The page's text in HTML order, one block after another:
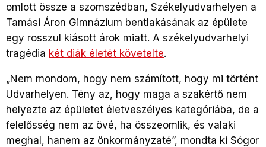
omlott össze a szomszédban, Székelyudvarhelyen a
Tamási Áron Gimnázium bentlakásának az épülete
egy rosszul kiásott árok miatt. A székelyudvarhelyi
tragédia két diák életét követelte.
„Nem mondom, hogy nem számított, hogy mi történt
Udvarhelyen. Tény az, hogy maga a szakértő nem
helyezte az épületet életveszélyes kategóriába, de a
felelősség nem az övé, ha összeomlik, és valaki
meghal, hanem az önkormányzaté”, mondta ki Sógor